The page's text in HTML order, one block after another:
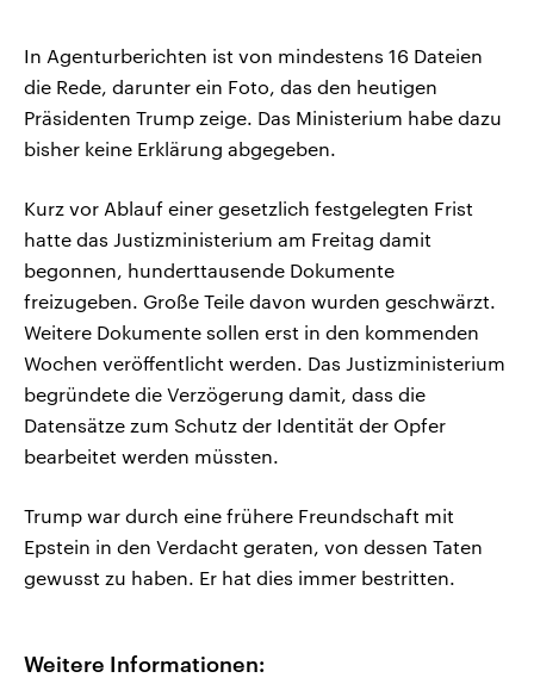
In Agenturberichten ist von mindestens 16 Dateien
die Rede, darunter ein Foto, das den heutigen
Präsidenten Trump zeige. Das Ministerium habe dazu
bisher keine Erklärung abgegeben.
Kurz vor Ablauf einer gesetzlich festgelegten Frist
hatte das Justizministerium am Freitag damit
begonnen, hunderttausende Dokumente
freizugeben. Große Teile davon wurden geschwärzt.
Weitere Dokumente sollen erst in den kommenden
Wochen veröffentlicht werden. Das Justizministerium
begründete die Verzögerung damit, dass die
Datensätze zum Schutz der Identität der Opfer
bearbeitet werden müssten.
Trump war durch eine frühere Freundschaft mit
Epstein in den Verdacht geraten, von dessen Taten
gewusst zu haben. Er hat dies immer bestritten.
Weitere Informationen: